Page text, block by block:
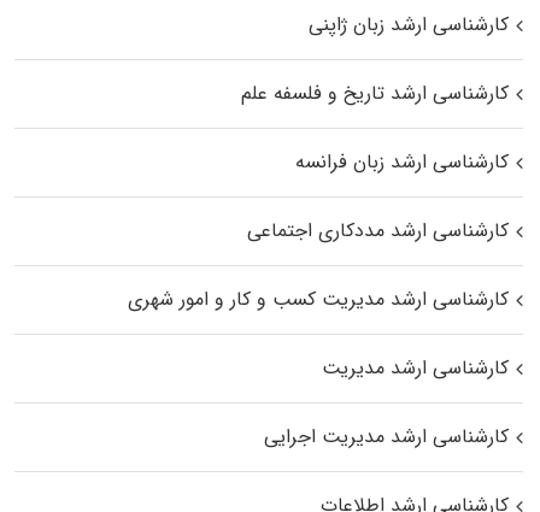
کارشناسی ارشد زبان ژاپنی
کارشناسی ارشد تاریخ و فلسفه علم
کارشناسی ارشد زبان فرانسه
کارشناسی ارشد مددکاری اجتماعی
کارشناسی ارشد مدیریت کسب و کار و امور شهری
کارشناسی ارشد مدیریت
کارشناسی ارشد مدیریت اجرایی
کارشناسی ارشد اطلاعات